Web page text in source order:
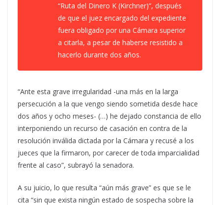
“Ruta del Dinero K (Kirchner)”, después
de que el juez encargado del expediente
fuera obligado por una Cámara superior
a citarla, a pesar de haberse resistido a
hacerlo durante dos años.
“Ante esta grave irregularidad -una más en la larga
persecución a la que vengo siendo sometida desde hace
dos años y ocho meses- (…) he dejado constancia de ello
interponiendo un recurso de casación en contra de la
resolución inválida dictada por la Cámara y recusé a los
jueces que la firmaron, por carecer de toda imparcialidad
frente al caso”, subrayó la senadora.
A su juicio, lo que resulta “aún más grave” es que se le
cita “sin que exista ningún estado de sospecha sobre la